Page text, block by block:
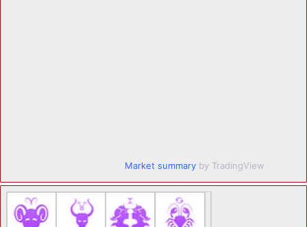
Market summary by TradingView